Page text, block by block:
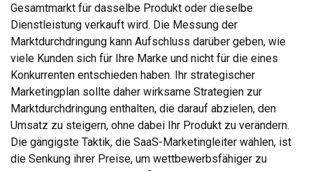
Gesamtmarkt für dasselbe Produkt oder dieselbe
Dienstleistung verkauft wird. Die Messung der
Marktdurchdringung kann Aufschluss darüber geben, wie
viele Kunden sich für Ihre Marke und nicht für die eines
Konkurrenten entschieden haben. Ihr strategischer
Marketingplan sollte daher wirksame Strategien zur
Marktdurchdringung enthalten, die darauf abzielen, den
Umsatz zu steigern, ohne dabei Ihr Produkt zu verändern.
Die gängigste Taktik, die SaaS-Marketingleiter wählen, ist
die Senkung ihrer Preise, um wettbewerbsfähiger zu